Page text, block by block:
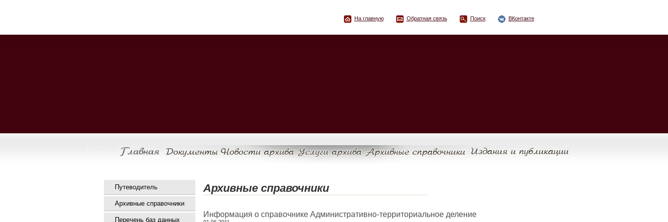
На главную Обратная связь Поиск ВКонтакте
Путеводитель
Архивные справочники
Перечень баз данных
Архивные справочники
Информация о справочнике Административно-территориальное деление